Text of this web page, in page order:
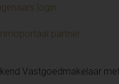
login
partner
Vastgoedmakelaar